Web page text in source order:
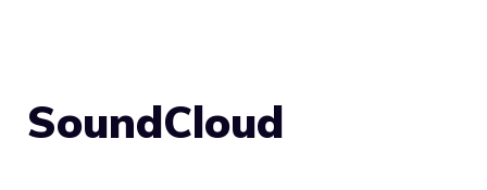
SoundCloud